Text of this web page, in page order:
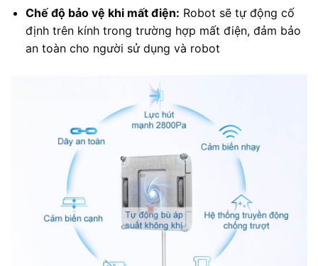
Chế độ bảo vệ khi mất điện: Robot sẽ tự động cố
định trên kính trong trường hợp mất điện, đảm bảo
an toàn cho người sử dụng và robot